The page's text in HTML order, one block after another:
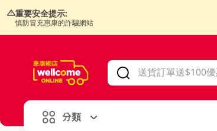
重要安全提示:
慎防冒充惠康的詐騙網站
分類